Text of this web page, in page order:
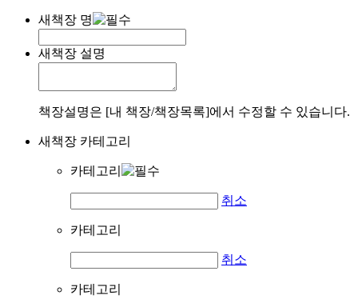
새책장 명
새책장 설명
책장설명은 [내 책장/책장목록]에서 수정할 수 있습니다.
새책장 카테고리
카테고리
취소
카테고리
취소
카테고리